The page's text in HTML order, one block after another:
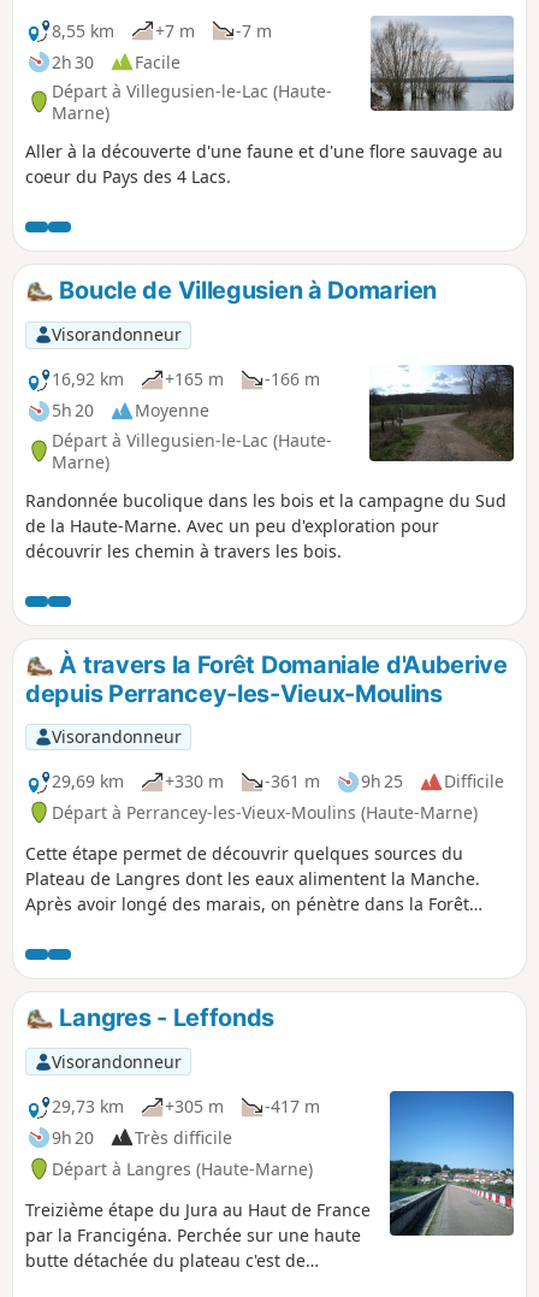
8,55 km
+7 m
-7 m
2h 30
Facile
Départ à Villegusien-le-Lac (Haute-
Marne)
Aller à la découverte d'une faune et d'une flore sauvage au
coeur du Pays des 4 Lacs.
Boucle de Villegusien à Domarien
Visorandonneur
16,92 km
+165 m
-166 m
5h 20
Moyenne
Départ à Villegusien-le-Lac (Haute-
Marne)
Randonnée bucolique dans les bois et la campagne du Sud
de la Haute-Marne. Avec un peu d'exploration pour
découvrir les chemin à travers les bois.
À travers la Forêt Domaniale d'Auberive
depuis Perrancey-les-Vieux-Moulins
Visorandonneur
29,69 km
+330 m -361 m 9h 25
Difficile
Départ à Perrancey-les-Vieux-Moulins (Haute-Marne)
Cette étape permet de découvrir quelques sources du
Plateau de Langres dont les eaux alimentent la Manche.
Après avoir longé des marais, on pénètre dans la Forêt
L'abbaye fondée par Saint-Bernard en 1132 nous révèle ses
secrets. Mais au fait, pourquoi Auberive ?
Langres - Leffonds
Visorandonneur
29,73 km
+305 m
-417 m
9h 20
Très difficile
Départ à Langres (Haute-Marne)
Treizième étape du Jura au Haut de France
par la Francigéna. Perchée sur une haute
butte détachée du plateau c'est de